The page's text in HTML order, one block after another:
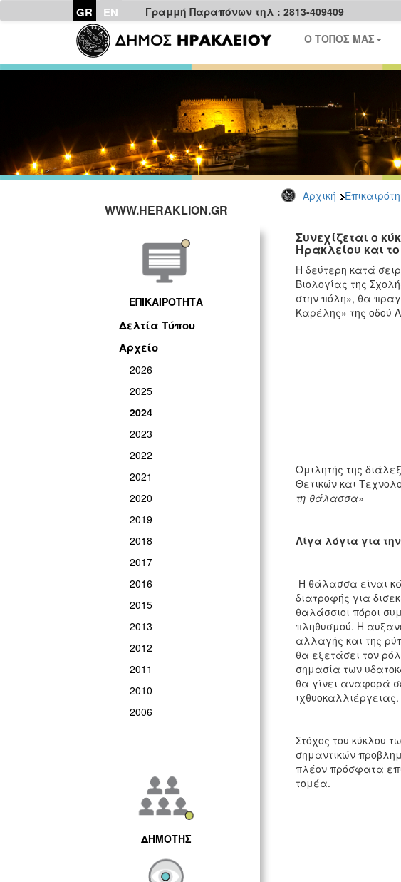
GR EN Γραμμή Παραπόνων τηλ : 2813-409409
Ο ΤΟΠΟΣ ΜΑΣ
Αρχική
WWW.HERAKLION.GR
ΕΠΙΚΑΙΡΟΤΗΤΑ
Δελτία Τύπου
Αρχείο
2026
2025
2024
2023
2022
2021
2020
2019
2018
2017
2016
2015
2013
2012
2011
2010
2006
ΔΗΜΟΤΗΣ
Συνεχίζεται ο
Ηρακλείου και
Η δεύτερη κατά
Βιολογίας της
στην πόλη», θα
Καρέλης» της οδού
Ομιλητής της
Θετικών και
τη θάλασσα»
Λίγα λόγια για
Η θάλασσα είναι
διατροφής για
θαλάσσιοι πόροι
πληθυσμού. Η
αλλαγής και της
θα εξετάσει τον
σημασία των
θα γίνει αναφορά
Στόχος του κύκλου
σημαντικών
πλέον πρόσφατα
τομέα.